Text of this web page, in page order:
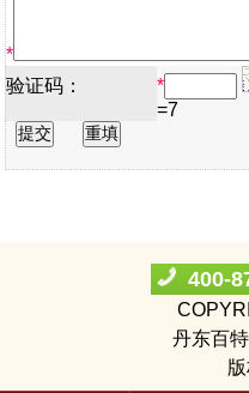
*
验证码：
*
=7
400-
丹东百